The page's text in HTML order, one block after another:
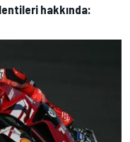
hakkında: